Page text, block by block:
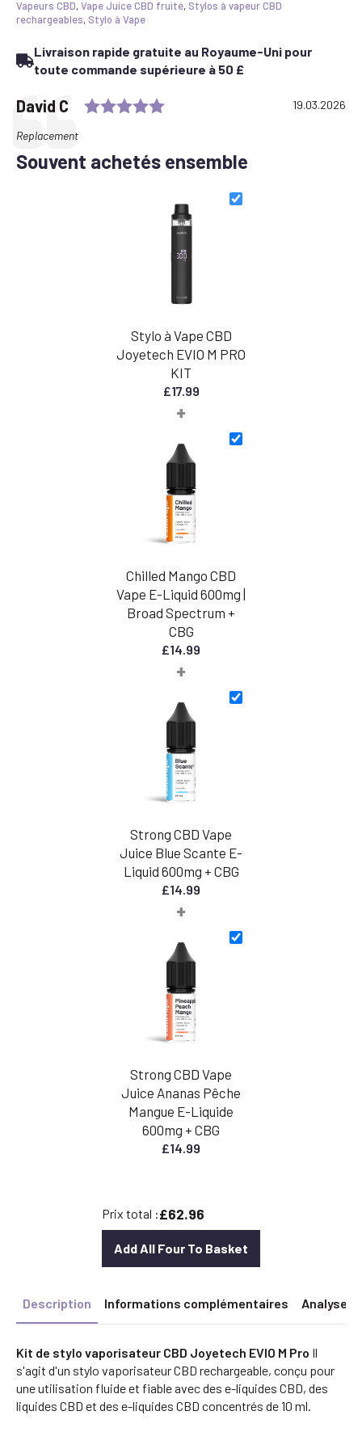
KIT
Vapeurs CBD,Vape Juice CBD fruité, Stylos à vapeur CBD
rechargeables, Stylo à Vape
Livraison rapide gratuite au Royaume-Uni pour
toute commande supérieure à 50 £
Testimonial
Author:
David C Rating: 5.0 out of 5 stars
Date:
19.03.2026
Text:
Replacement
Souvent achetés ensemble
Stylo à Vape CBD
Joyetech EVIO M PRO
KIT
£17.99
+
Chilled Mango CBD
Vape E-Liquid 600mg |
Broad Spectrum +
CBG
£14.99
+
Strong CBD Vape
Juice Blue Scante E-
Liquid 600mg + CBG
£14.99
+
Strong CBD Vape
Juice Ananas Pêche
Mangue E-Liquide
600mg + CBG
£14.99
Prix total :£62.96
Add All Four To Basket
Description Informations complémentaires Analyse
Kit de stylo vaporisateur CBD Joyetech EVIO M Pro Il
s'agit d'un stylo vaporisateur CBD rechargeable, conçu pour
une utilisation fluide et fiable avec des e-liquides CBD, des
liquides CBD et des e-liquides CBD concentrés de 10 ml.